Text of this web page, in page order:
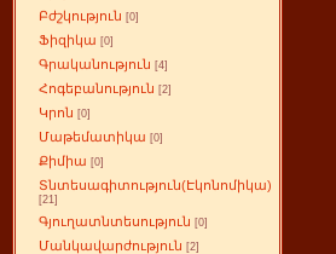
Բժշկություն [0]
Ֆիզիկա [0]
Գրականություն [4]
Հոգեբանություն [2]
Կրոն [0]
Մաթեմատիկա [0]
Քիմիա [0]
Տնտեսագիտություն(Էկոնոմիկա)
[21]
Գյուղատնտեսություն [0]
Մանկավարժություն [2]